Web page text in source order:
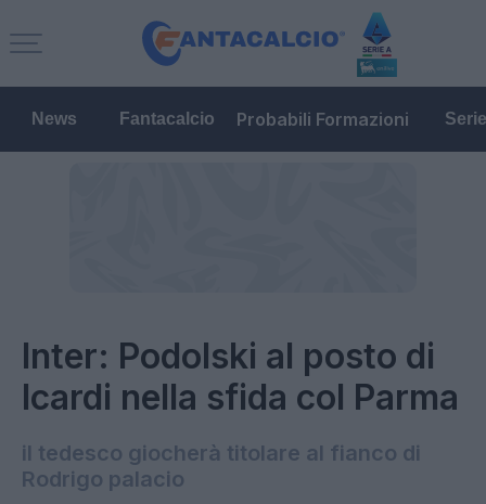
News Fantacalcio Probabili Formazioni
Inter: Podolski al posto di
Icardi nella sfida col Parma
il tedesco giocherà titolare al fianco di
Rodrigo palacio